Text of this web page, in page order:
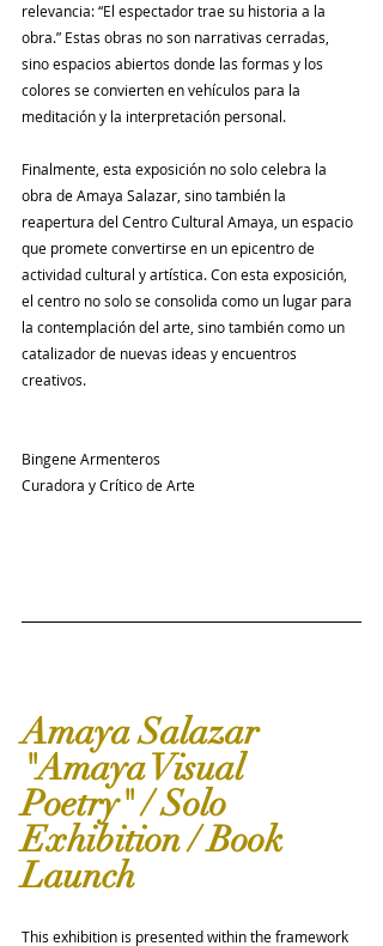
relevancia: “El espectador trae su historia a la
obra.” Estas obras no son narrativas cerradas,
sino espacios abiertos donde las formas y los
colores se convierten en vehículos para la
meditación y la interpretación personal.
Finalmente, esta exposición no solo celebra la
obra de Amaya Salazar, sino también la
reapertura del Centro Cultural Amaya, un espacio
que promete convertirse en un epicentro de
actividad cultural y artística. Con esta exposición,
el centro no solo se consolida como un lugar para
la contemplación del arte, sino también como un
catalizador de nuevas ideas y encuentros
creativos.
Bingene Armenteros
Curadora y Crítico de Arte
Amaya Salazar
"Amaya Visual
Poetry" / Solo
Exhibition / Book
Launch
This exhibition is presented within the framework